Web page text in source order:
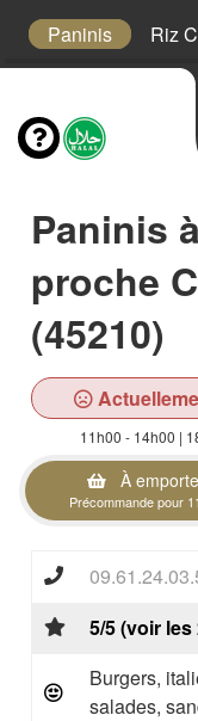
Paninis Riz
Paninis
proche
(45210)
11h00 - 14h00 |
À
Précommande pour
5/5 (voir les
Burgers,
salades,